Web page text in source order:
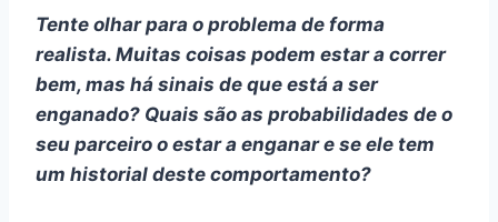
Tente olhar para o problema de forma
realista. Muitas coisas podem estar a correr
bem, mas há sinais de que está a ser
enganado? Quais são as probabilidades de o
seu parceiro o estar a enganar e se ele tem
um historial deste comportamento?